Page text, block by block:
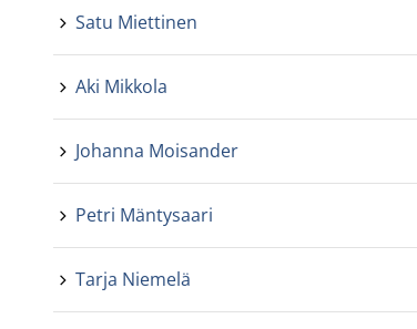
Satu Miettinen
Aki Mikkola
Johanna Moisander
Petri Mäntysaari
Tarja Niemelä